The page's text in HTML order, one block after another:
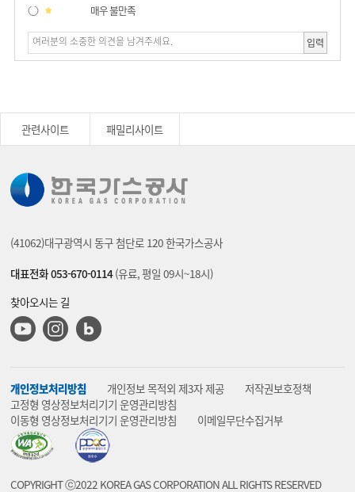
매우 불만족
입력
관련사이트 패밀리사이트
(41062)대구광역시 동구 첨단로 120 한국가스공사
대표전화 053-670-0114(유료, 평일 09시~18시)
찾아오시는 길
유튜브인스타그램블로그
개인정보처리방침 개인정보 목적외 제3자 제공
저작권보호정책
고정형 영상정보처리기기 운영관리방침
이동형 영상정보처리기기 운영관리방침
이메일무단수집거부
COPYRIGHT ⓒ2022 KOREA GAS CORPORATION ALL RIGHTS RESERVED